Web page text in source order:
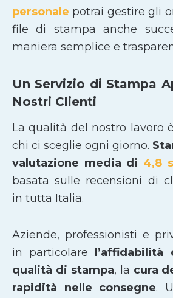
personale potrai gestire gli
file di stampa anche
maniera semplice e
Un Servizio di Stampa
Nostri Clienti
La qualità del nostro lavoro
chi ci sceglie ogni giorno.
valutazione media di 4,8
basata sulle recensioni di
in tutta Italia.
Aziende, professionisti e
in particolare l’affidabilità
qualità di stampa, la cura
rapidità nelle consegne.